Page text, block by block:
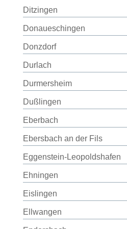
Ditzingen
Donaueschingen
Donzdorf
Durlach
Durmersheim
Dußlingen
Eberbach
Ebersbach an der Fils
Eggenstein-Leopoldshafen
Ehningen
Eislingen
Ellwangen